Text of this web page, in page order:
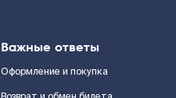
Важные ответы
Оформление и покупка